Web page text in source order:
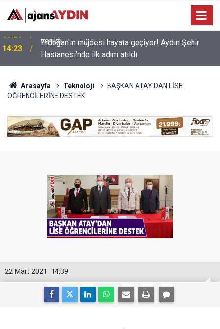
14:23
Erdoğan'ın müjdesi hayata geçiyor! Aydın Şehir
Hastanesi'nde ilk adım atıldı
Anasayfa Teknoloji
BAŞKAN ATAY'DAN LİSE
ÖĞRENCİLERİNE DESTEK
14:39
22 Mart 2021